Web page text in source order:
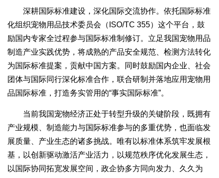
深耕国际标准建设，深化国际交流协作。依托国际标准
化组织宠物用品技术委员会（ISO/TC 355）这个平台，鼓
励国内专家全过程参与国际标准制修订。立足我国宠物用品
制造产业实践优势，将成熟的产品安全规范、检测方法转化
为国际标准提案，贡献中国方案。同时鼓励国内企业、社会
团体与国际同行深化标准合作，联合研制并落地应用宠物用
品国际标准，打造务实管用的“事实国际标准”。
当前我国宠物经济正处于转型升级的关键阶段，既拥有
产业规模、制造能力与国际标准参与的多重优势，也面临发
展质量、产业生态的诸多挑战。唯有以标准体系筑牢发展根
基，以创新驱动激活产业活力，以规范秩序优化发展生态，
以国际协同拓宽发展空间，政企协多方同向发力、久久为